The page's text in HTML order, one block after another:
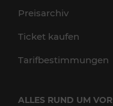
Preisarchiv
Ticket kaufen
Tarifbestimmungen
ALLES RUND UM VOR